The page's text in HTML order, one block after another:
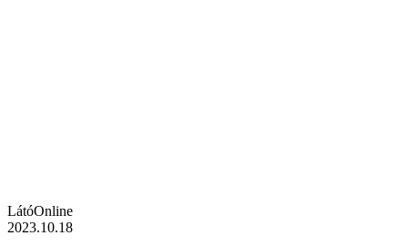
LátóOnline
2023.10.18